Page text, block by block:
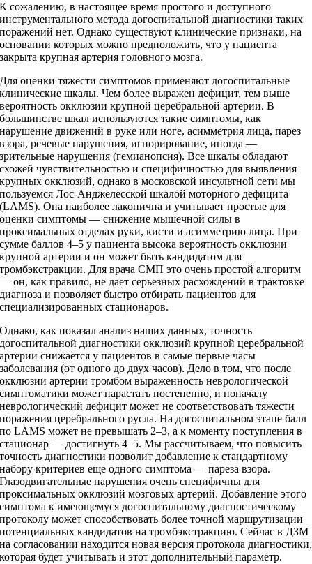
К сожалению, в настоящее время простого и доступного
инструментального метода догоспитальной диагностики таких
поражений нет. Однако существуют клинические признаки, на
основании которых можно предположить, что у пациента
закрыта крупная артерия головного мозга.
Для оценки тяжести симптомов применяют догоспитальные
клинические шкалы. Чем более выражен дефицит, тем выше
вероятность окклюзии крупной церебральной артерии. В
большинстве шкал используются такие симптомы, как
нарушение движений в руке или ноге, асимметрия лица, парез
взора, речевые нарушения, игнорирование, иногда —
зрительные нарушения (гемианопсия). Все шкалы обладают
схожей чувствительностью и специфичностью для выявления
крупных окклюзий, однако в московской инсультной сети мы
пользуемся Лос-­Анджелесской шкалой моторного дефицита
(LAMS). Она наиболее лаконична и учитывает простые для
оценки симптомы — снижение мышечной силы в
проксимальных отделах руки, кисти и асимметрию лица. При
сумме баллов 4–5 у пациента высока вероятность окклюзии
крупной артерии и он может быть кандидатом для
тромбэкстракции. Для врача СМП это очень простой алгоритм
— он, как правило, не дает серьезных расхождений в трактовке
диагноза и позволяет быстро отбирать пациентов для
специализированных стационаров.
Однако, как показал анализ наших данных, точность
догоспитальной диагностики окклюзий крупной церебральной
артерии снижается у пациентов в самые первые часы
заболевания (от одного до двух часов). Дело в том, что после
окклюзии артерии тромбом выраженность неврологической
симптоматики может нарастать постепенно, и поначалу
неврологический дефицит может не соответствовать тяжести
поражения церебрального русла. На догоспитальном этапе балл
по LAMS может не превышать 2–3, а к моменту поступления в
стационар — достигнуть 4–5. Мы рассчитываем, что повысить
точность диагностики позволит добавление к стандартному
набору критериев еще одного симптома — пареза взора.
Глазодвигательные нарушения очень специфичны для
проксимальных окклюзий мозговых артерий. Добавление этого
симптома к имеющемуся догоспитальному диагностическому
протоколу может способствовать более точной маршрутизации
потенциальных кандидатов на тромбэкстракцию. Сейчас в ДЗМ
на согласовании находится новая версия протокола диагностики,
которая будет учитывать и этот дополнительный параметр.